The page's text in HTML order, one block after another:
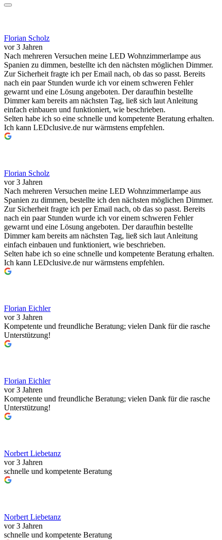
Florian Scholz
vor 3 Jahren
Nach mehreren Versuchen meine LED Wohnzimmerlampe aus
Spanien zu dimmen, bestellte ich den nächsten möglichen Dimmer.
Zur Sicherheit fragte ich per Email nach, ob das so passt. Bereits
nach ein paar Stunden wurde ich vor einem schweren Fehler
gewarnt und eine Lösung angeboten. Der daraufhin bestellte
Dimmer kam bereits am nächsten Tag, ließ sich laut Anleitung
einfach einbauen und funktioniert, wie beschrieben.
Selten habe ich so eine schnelle und kompetente Beratung erhalten.
Ich kann LEDclusive.de nur wärmstens empfehlen.
Florian Scholz
vor 3 Jahren
Nach mehreren Versuchen meine LED Wohnzimmerlampe aus
Spanien zu dimmen, bestellte ich den nächsten möglichen Dimmer.
Zur Sicherheit fragte ich per Email nach, ob das so passt. Bereits
nach ein paar Stunden wurde ich vor einem schweren Fehler
gewarnt und eine Lösung angeboten. Der daraufhin bestellte
Dimmer kam bereits am nächsten Tag, ließ sich laut Anleitung
einfach einbauen und funktioniert, wie beschrieben.
Selten habe ich so eine schnelle und kompetente Beratung erhalten.
Ich kann LEDclusive.de nur wärmstens empfehlen.
Florian Eichler
vor 3 Jahren
Kompetente und freundliche Beratung; vielen Dank für die rasche
Unterstützung!
Florian Eichler
vor 3 Jahren
Kompetente und freundliche Beratung; vielen Dank für die rasche
Unterstützung!
Norbert Liebetanz
vor 3 Jahren
schnelle und kompetente Beratung
Norbert Liebetanz
vor 3 Jahren
schnelle und kompetente Beratung